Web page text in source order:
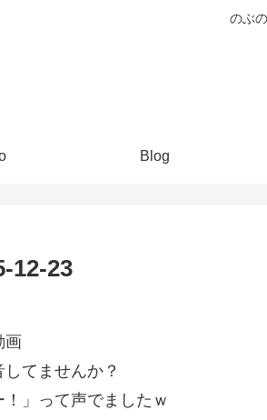
のぶ
Blog
12-23
画
てませんか？
」って声でましたｗ